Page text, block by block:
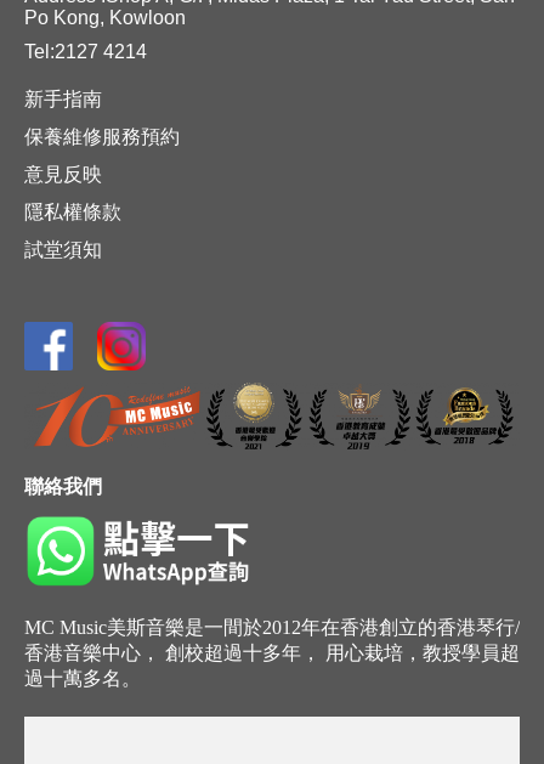
Po Kong, Kowloon
Tel:2127 4214
新手指南
保養維修服務預約
意見反映
隱私權條款
試堂須知
聯絡我們
MC Music美斯音樂是一間於2012年在香港創立的香港琴行/
香港音樂中心， 創校超過十多年， 用心栽培，教授學員超
過十萬多名。